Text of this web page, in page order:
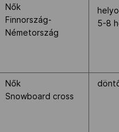
Nők
Finnország-
Németország
5-8
Nők
Snowboard cross